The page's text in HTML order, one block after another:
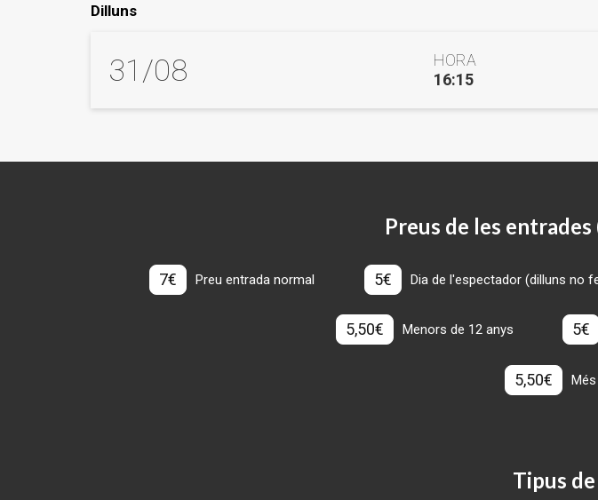
Dilluns
31/08
HORA
16:15
Preus de les entrades
7€ Preu entrada normal 5€ Dia de l'espectador (dilluns no
5,50€ Menors de 12 anys 5€
5,50€
Tipus